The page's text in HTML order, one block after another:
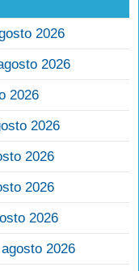
2026
2026
2026
2026
2026
2026
2026
2026